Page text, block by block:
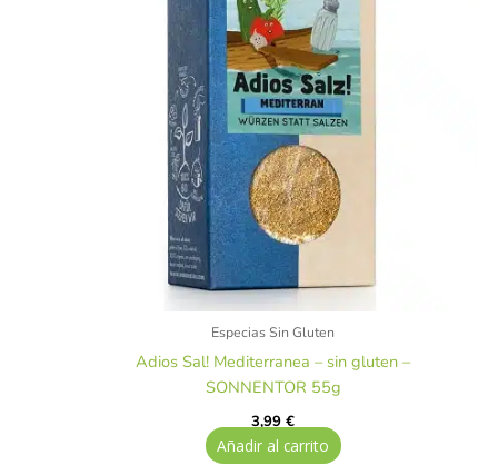
Especias Sin Gluten
Adios Sal! Mediterranea – sin gluten –
SONNENTOR 55g
3,99€
Añadir al carrito